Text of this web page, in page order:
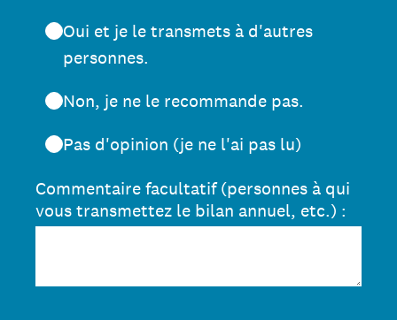
Oui et je le transmets à d'autres
personnes.
Non, je ne le recommande pas.
Pas d'opinion (je ne l'ai pas lu)
Commentaire facultatif (personnes à qui
vous transmettez le bilan annuel, etc.) :